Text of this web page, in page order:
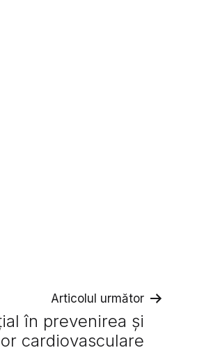
Articolul următor
în prevenirea și
cardiovasculare